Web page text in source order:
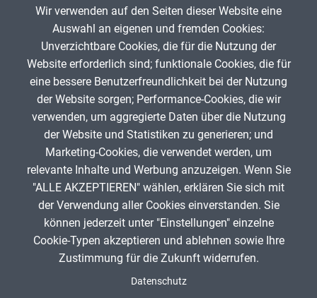
Adjektive Gegensätze Gegensatzpaare
1. April 2024
App melden
ANZEIGE
Spenden
Impressum
Wir verwenden auf den Seiten dieser Website eine
Auswahl an eigenen und fremden Cookies:
Unverzichtbare Cookies, die für die Nutzung der
Website erforderlich sind; funktionale Cookies, die für
eine bessere Benutzerfreundlichkeit bei der Nutzung
der Website sorgen; Performance-Cookies, die wir
verwenden, um aggregierte Daten über die Nutzung
der Website und Statistiken zu generieren; und
Marketing-Cookies, die verwendet werden, um
relevante Inhalte und Werbung anzuzeigen. Wenn Sie
"ALLE AKZEPTIEREN" wählen, erklären Sie sich mit
der Verwendung aller Cookies einverstanden. Sie
können jederzeit unter "Einstellungen" einzelne
Cookie-Typen akzeptieren und ablehnen sowie Ihre
Zustimmung für die Zukunft widerrufen.
Datenschutz